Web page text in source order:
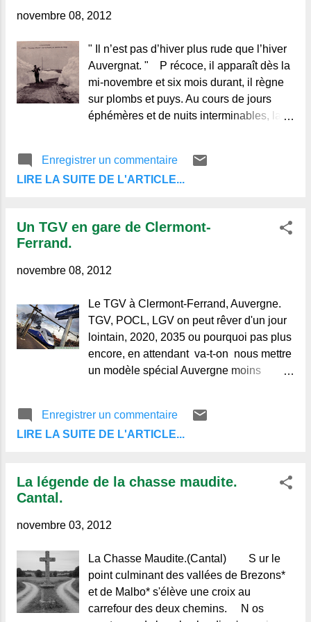
Regards et Vie d'Auvergne. Le blog de ceux qui aiment
novembre 08, 2012
" Il n’est pas d’hiver plus rude que l’hiver
Auvergnat. " P récoce, il apparaît dès la
mi-novembre et six mois durant, il règne
sur plombs et puys. Au cours de jours
éphémères et de nuits interminables, la
ensevelie à moitié les murettes, recouvre
prés et champs, encapuchonne les «
dépouillés par l’automne ; elle
landes et, collée aux flancs des monts, se
brouillé qui la vit naître. La montagne
pastorale où les burons ne se voient plus
et les forêts sont abandonnées aux"
écirs ". Les routes qui montent vers les
cols disparaissent sous la neige ; les
ces solitudes, n’atteig...
Enregistrer un commentaire
LIRE LA SUITE DE L'ARTICLE...
Un TGV en gare de Clermont-
Ferrand.
novembre 08, 2012
Le TGV à Clermont-Ferrand, Auvergne.
TGV, POCL, LGV on peut rêver d'un jour
lointain, 2020, 2035 ou pourquoi pas plus
encore, en attendant va-t-on nous mettre
un modèle spécial Auvergne moins
Le blog de ceux qui aiment l'Auvergne et
de ceux qui ne la connaissent pas.
Enregistrer un commentaire
LIRE LA SUITE DE L'ARTICLE...
La légende de la chasse maudite.
Cantal.
novembre 03, 2012
La Chasse Maudite.(Cantal) S ur le
point culminant des vallées de Brezons*
et de Malbo* s'élève une croix au
carrefour des deux chemins. N os